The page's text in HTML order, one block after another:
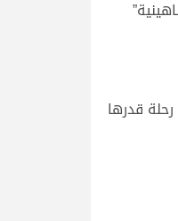
وثالثة كانت “الشاهينية”
قدرها